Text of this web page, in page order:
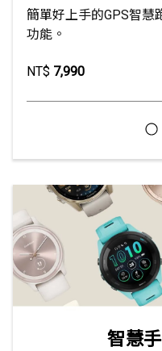
簡單好上手的GPS智慧
功能。
NT$ 7,990
智慧